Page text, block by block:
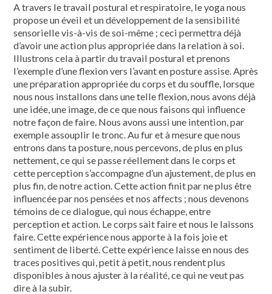
A travers le travail postural et respiratoire, le yoga nous
propose un éveil et un développement de la sensibilité
sensorielle vis-à-vis de soi-même ; ceci permettra déjà
d’avoir une action plus appropriée dans la relation à soi.
Illustrons cela à partir du travail postural et prenons
l’exemple d’une flexion vers l’avant en posture assise. Après
une préparation appropriée du corps et du souffle, lorsque
nous nous installons dans une telle flexion, nous avons déjà
une idée, une image, de ce que nous faisons qui influence
notre façon de faire. Nous avons aussi une intention, par
exemple assouplir le tronc. Au fur et à mesure que nous
entrons dans ta posture, nous percevons, de plus en plus
nettement, ce qui se passe réellement dans le corps et
cette perception s’accompagne d’un ajustement, de plus en
plus fin, de notre action. Cette action finit par ne plus être
influencée par nos pensées et nos affects ; nous devenons
témoins de ce dialogue, qui nous échappe, entre
perception et action. Le corps sait faire et nous le laissons
faire. Cette expérience nous apporte à la fois joie et
sentiment de liberté. Cette expérience laisse en nous des
traces positives qui, petit à petit, nous rendent plus
disponibles à nous ajuster à la réalité, ce qui ne veut pas
dire à la subir.